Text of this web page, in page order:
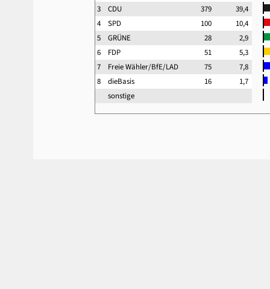
3 CDU 379
39,4
4 SPD 100
10,4
5 GRÜNE 28
2,9
6 FDP 51
5,3
7 Freie Wähler/BfE/LAD 75
7,8
8 dieBasis 16
1,7
sonstige